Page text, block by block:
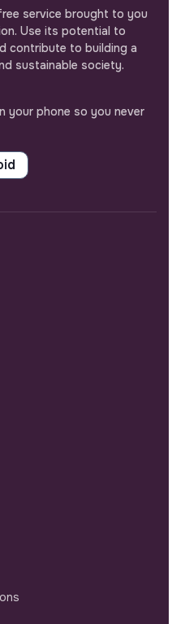
service brought to you
Use its potential to
contribute to building a
sustainable society.
your phone so you never